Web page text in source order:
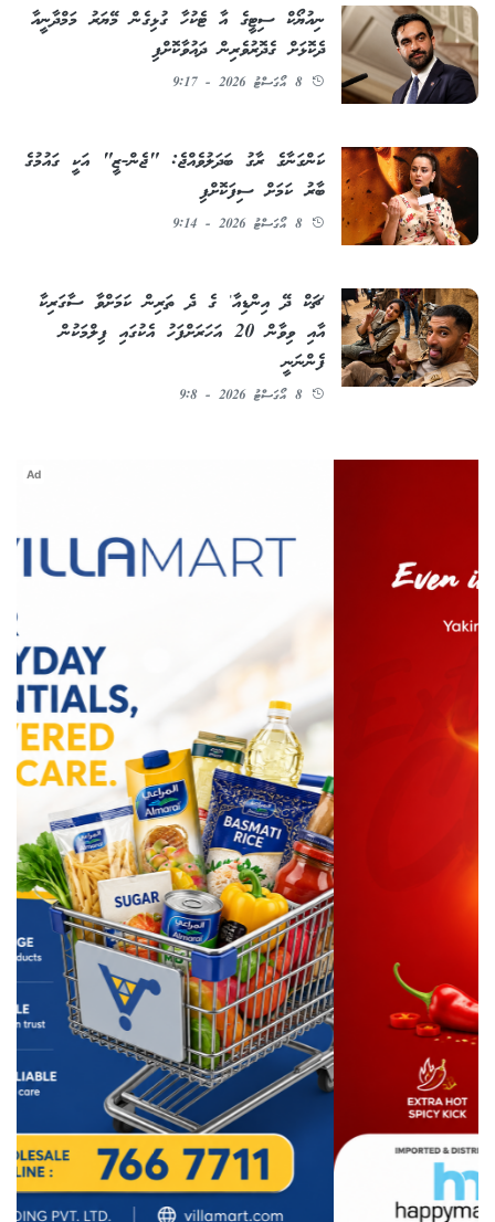
ނިއުޔޯކް ސިޓީގެ އާ ޓެކުހާ ގުޅިގެން މޭޔަރު މަމްދާނީއާ
ދެކޮޅަށް ގެދޮރުވެރިން ދައުވާކޮށްފި
8 އޯގަސްޓު 2026 - 9:17
ކަންގަނާގެ ރާގު ބަދަލުވެއްޖެ: "ޖެން-ޒީ" އަކީ ގައުމުގެ
ބާރު ކަމަށް ސިފަކޮށްފި
8 އޯގަސްޓު 2026 - 9:14
'ޗަކް ދޭ އިންޑިއާ' ގެ ދެ ތަރިން ކަމަށްވާ ސާގަރިކާ
އާއި ވިވާން 20 އަހަރަށްފަހު އެކުގައި ފިލްމަކުން
ފެންނަނީ
8 އޯގަސްޓު 2026 - 9:8
Ad